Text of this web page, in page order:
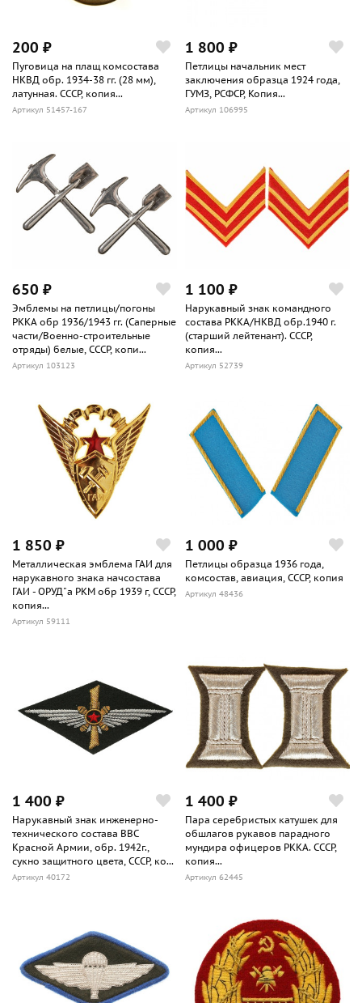
200 ₽
Пуговица на плащ комсостава
НКВД обр. 1934-38 гг. (28 мм),
латунная. СССР, копия...
Артикул 51457-167
1 800 ₽
Петлицы начальник мест
заключения образца 1924 года,
ГУМЗ, РСФСР, Копия...
Артикул 106995
650 ₽
Эмблемы на петлицы/погоны
РККА обр 1936/1943 гг. (Саперные
части/Военно-строительные
отряды) белые, СССР, копи...
Артикул 103123
1 100 ₽
Нарукавный знак командного
состава РККА/НКВД обр.1940 г.
(старший лейтенант). СССР,
копия...
Артикул 52739
1 850 ₽
Металлическая эмблема ГАИ для
нарукавного знака начсостава
ГАИ - ОРУД"а РКМ обр 1939 г, СССР,
копия...
Артикул 59111
1 000 ₽
Петлицы образца 1936 года,
комсостав, авиация, СССР, копия
Артикул 48436
1 400 ₽
Нарукавный знак инженерно-
технического состава ВВС
Красной Армии, обр. 1942г.,
сукно защитного цвета, СССР, ко...
Артикул 40172
1 400 ₽
Пара серебристых катушек для
обшлагов рукавов парадного
мундира офицеров РККА. СССР,
копия...
Артикул 62445